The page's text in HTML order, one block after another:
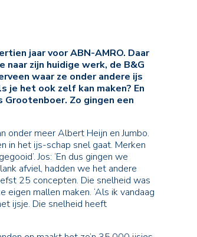
jaar voor ABN-AMRO. Daar
zijn huidige werk, de B&G
waar ze onder andere ijs
je het ook zelf kan maken? En
Grootenboer. Zo gingen een
onder meer Albert Heijn en Jumbo.
in het ijs-schap snel gaat. Merken
Jos: ‘En dus gingen we
afviel, hadden we het andere
25 concepten. Die snelheid was
mallen maken. ‘Als ik vandaag
ijsje. Die snelheid heeft